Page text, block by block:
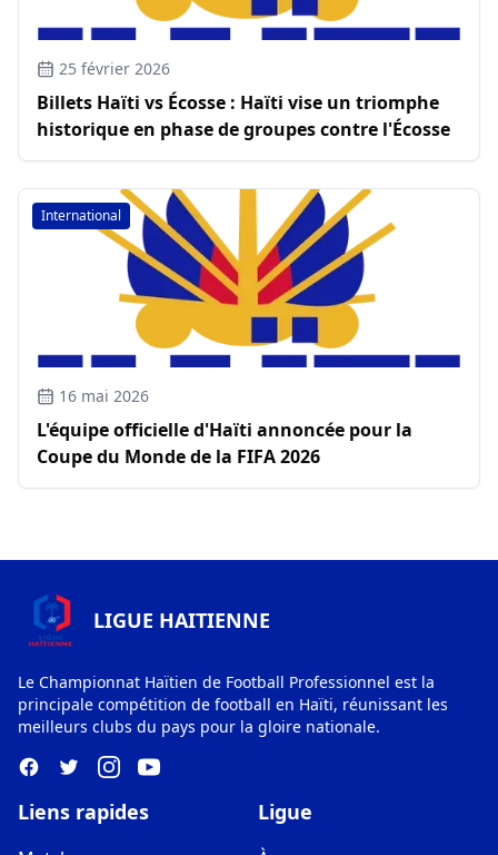
25 février 2026
Billets Haïti vs Écosse : Haïti vise un triomphe
historique en phase de groupes contre l'Écosse
International
16 mai 2026
L'équipe officielle d'Haïti annoncée pour la
Coupe du Monde de la FIFA 2026
LIGUE HAITIENNE
Le Championnat Haïtien de Football Professionnel est la
principale compétition de football en Haïti, réunissant les
meilleurs clubs du pays pour la gloire nationale.
Liens rapides Ligue